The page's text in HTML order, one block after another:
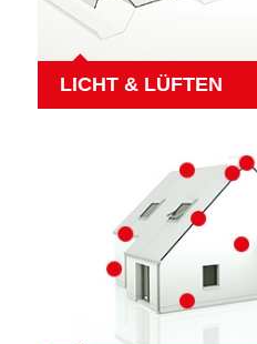
LICHT & LÜFTEN